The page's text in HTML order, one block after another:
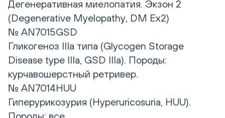
Дегенеративная миелопатия. Экзон 2
(Degenerative Myelopathy, DM Ex2)
№ AN7015GSD
Гликогеноз IIIa типа (Glycogen Storage
Disease type IIIa, GSD IIIa). Породы:
курчавошерстный ретривер.
№ AN7014HUU
Гиперурикозурия (Hyperuricosuria, HUU).